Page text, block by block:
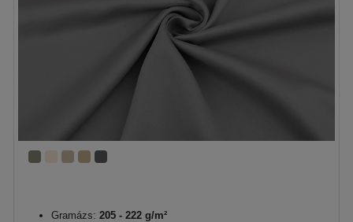
Gramázs: 205 - 222 g/m²